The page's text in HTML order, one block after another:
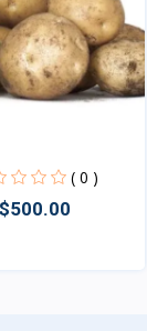
( 0 )
$500.00